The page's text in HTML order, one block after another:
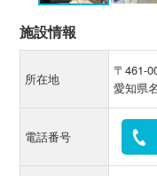
施設情報
所在地
〒461-
愛知県
電話番号